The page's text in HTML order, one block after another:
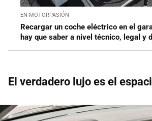
EN MOTORPASIÓN
Recargar un coche eléctrico en el
hay que saber a nivel técnico, legal y
El verdadero lujo es el